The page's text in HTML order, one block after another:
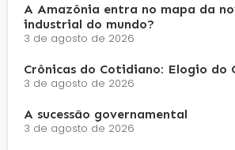
A Amazônia entra no mapa da
industrial do mundo?
3 de agosto de 2026
Crônicas do Cotidiano: Elogio do
3 de agosto de 2026
A sucessão governamental
3 de agosto de 2026